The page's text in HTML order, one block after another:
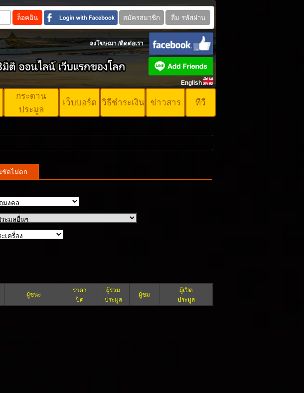
ลงโฆษณา/ติดต่อเรา
English
กระดาน
ประมูล
เว็บบอร์ด วิธีชำระเงิน ข่าวสาร ทีวี
ผู้ชนะ
ราคา
ปิด
ผู้ร่วม
ประมูล
ผู้ชม
ผู้เปิด
ประมูล